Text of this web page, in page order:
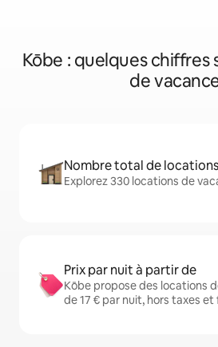
Kōbe : quelques chiffres
de
Nombre total de
Explorez 330 locations de
Prix par nuit à partir de
Kōbe propose des locations
de 17 € par nuit, hors taxes et